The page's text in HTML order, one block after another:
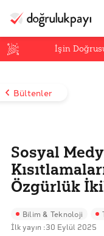
İşin
Bültenler
Sosyal
Özgürlük
Bilim & Teknoloji
İlk yayın :30 Eylül 2025